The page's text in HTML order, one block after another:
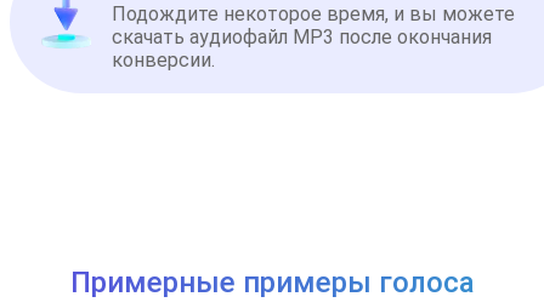
Подождите некоторое время, и вы можете
скачать аудиофайл MP3 после окончания
конверсии.
Примерные примеры голоса